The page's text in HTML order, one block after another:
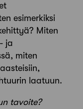
esimerkiksi
Miten
ja
miten
laatuun.
tavoite?